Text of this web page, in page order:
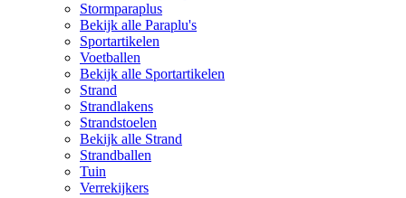
Stormparaplus
Bekijk alle Paraplu's
Sportartikelen
Voetballen
Bekijk alle Sportartikelen
Strand
Strandlakens
Strandstoelen
Bekijk alle Strand
Strandballen
Tuin
Verrekijkers